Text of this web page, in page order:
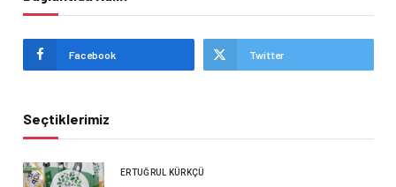
Facebook Twitter
Seçtiklerimiz
ERTUĞRUL KÜRKÇÜ